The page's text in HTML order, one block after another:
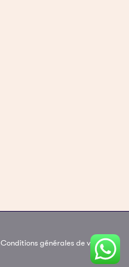
Conditions générales de vente